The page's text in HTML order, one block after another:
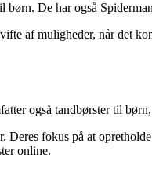
De har også
af muligheder, når det
også tandbørster til
fokus på at
online.